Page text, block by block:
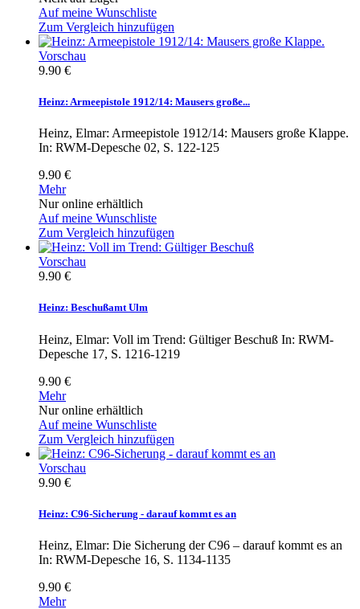
Auf meine Wunschliste
Zum Vergleich hinzufügen
Vorschau
9.90 €
Heinz: Armeepistole 1912/14: Mausers große...
Heinz, Elmar: Armeepistole 1912/14: Mausers große Klappe.
In: RWM-Depesche 02, S. 122-125
9.90 €
Mehr
Nur online erhältlich
Auf meine Wunschliste
Zum Vergleich hinzufügen
Vorschau
9.90 €
Heinz: Beschußamt Ulm
Heinz, Elmar: Voll im Trend: Gültiger Beschuß In: RWM-
Depesche 17, S. 1216-1219
9.90 €
Mehr
Nur online erhältlich
Auf meine Wunschliste
Zum Vergleich hinzufügen
Vorschau
9.90 €
Heinz: C96-Sicherung - darauf kommt es an
Heinz, Elmar: Die Sicherung der C96 – darauf kommt es an
In: RWM-Depesche 16, S. 1134-1135
9.90 €
Mehr